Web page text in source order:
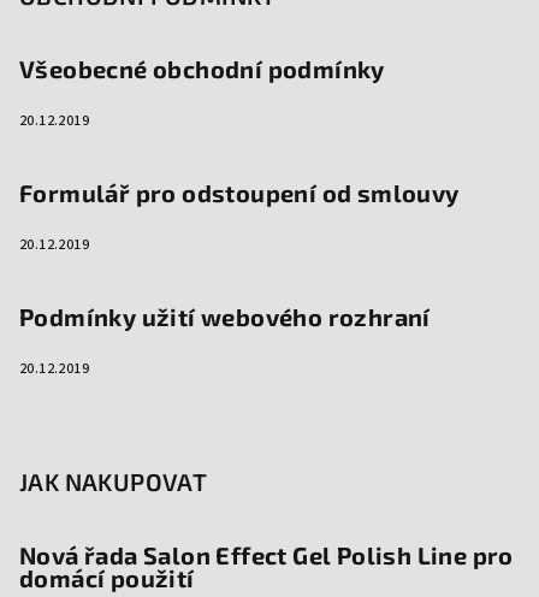
Všeobecné obchodní podmínky
20.12.2019
Formulář pro odstoupení od smlouvy
20.12.2019
Podmínky užití webového rozhraní
20.12.2019
JAK NAKUPOVAT
Nová řada Salon Effect Gel Polish Line pro
domácí použití